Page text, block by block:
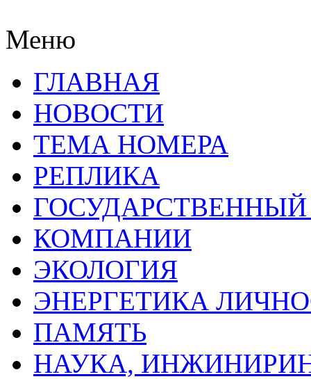
Меню
ГЛАВНАЯ
НОВОСТИ
ТЕМА НОМЕРА
РЕПЛИКА
КОМПАНИИ
ЭКОЛОГИЯ
ЭНЕРГЕТИКА
ПАМЯТЬ
НАУКА,